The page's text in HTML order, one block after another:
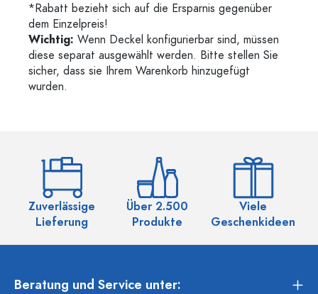
*Rabatt bezieht sich auf die Ersparnis gegenüber
dem Einzelpreis!
Wichtig: Wenn Deckel konfigurierbar sind, müssen
diese separat ausgewählt werden. Bitte stellen Sie
sicher, dass sie Ihrem Warenkorb hinzugefügt
wurden.
Zuverlässige
Lieferung
Über 2.500
Produkte
Viele
Geschenkideen
Beratung und Service unter: